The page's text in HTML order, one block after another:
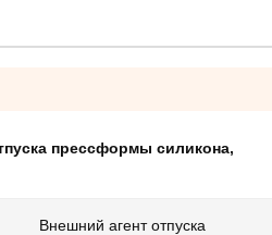
прессформы силикона,
Внешний агент отпуска